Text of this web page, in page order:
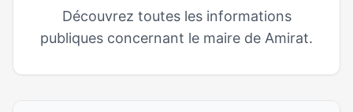
Découvrez toutes les informations
publiques concernant le maire de Amirat.